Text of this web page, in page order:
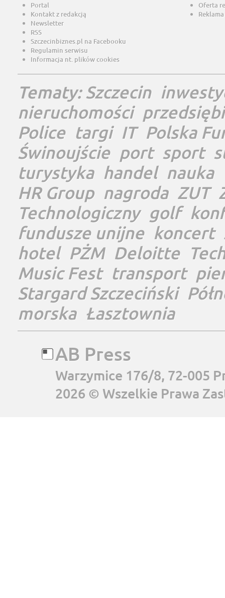
Portal
Kontakt z redakcją
Newsletter
RSS
Szczecinbiznes.pl na Facebooku
Regulamin serwisu
Informacja nt. plików cookies
Oferta
Tematy:Szczecin
nieruchomości
Police targi IT Polska
Świnoujście port sport
turystyka handel nauka
HR Group nagroda ZUT
Technologiczny golf
fundusze unijne koncert
hotel PŻM Deloitte
Music Fest transport
Stargard Szczeciński
morska Łasztownia
AB Press
Warzymice 176/8, 72-005
2026 © Wszelkie Prawa